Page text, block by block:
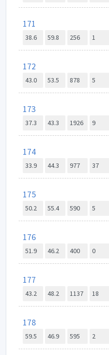
171
38.6 59.8 256 1
172
43.0 53.5 878 5
173
37.3 43.3 1926 9
174
33.9 44.3 977 37
175
50.2 55.4 590 5
176
51.9 46.2 400 0
177
43.2 48.2 1137 18
178
59.5 46.9 595 2